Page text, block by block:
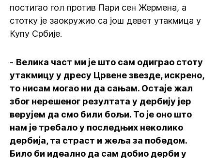
постигао гол против Пари сен Жермена, а
стотку је заокружио са још девет утакмица у
Купу Србије.
- Велика част ми је што сам одиграо стоту
утакмицу у дресу Црвене звезде, искрено,
то нисам могао ни да сањам. Остаје жал
због нерешеног резултата у дербију јер
верујем да смо били бољи. То је оно што
нам је требало у последњих неколико
дербија, та страст и жеља за победом.
Било би идеално да сам добио дерби у